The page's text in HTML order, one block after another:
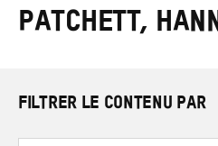
Patchett,
FILTRER LE CONTENU PAR